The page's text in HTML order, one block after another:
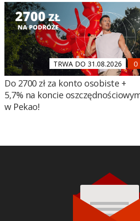
TRWA DO 31.08.2026
Do 2700 zł za konto osobiste +
5,7% na koncie
w Pekao!